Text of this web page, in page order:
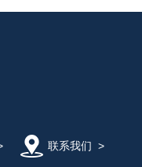
联系我们 >